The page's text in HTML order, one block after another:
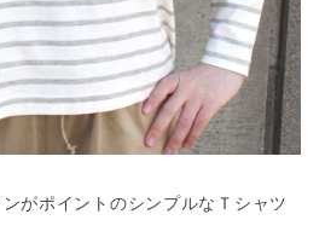
がポイントのシンプルなＴシャツ